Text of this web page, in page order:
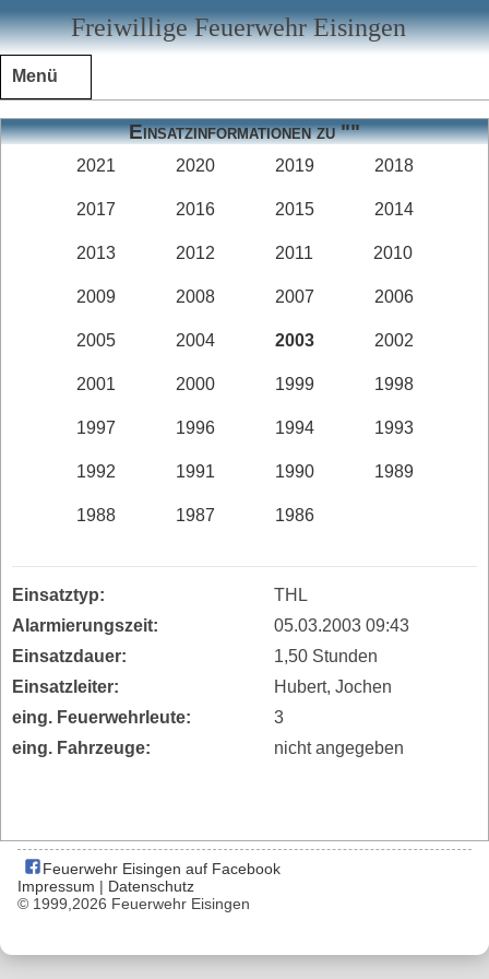
Freiwillige Feuerwehr Eisingen
Menü
Einsatzinformationen zu ""
2021 2020 2019 2018
2017 2016 2015 2014
2013 2012 2011 2010
2009 2008 2007 2006
2005 2004 2003 2002
2001 2000 1999 1998
1997 1996 1994 1993
1992 1991 1990 1989
1988 1987 1986
Einsatztyp:
THL
Alarmierungszeit:
05.03.2003 09:43
Einsatzdauer:
1,50 Stunden
Einsatzleiter:
Hubert, Jochen
eing. Feuerwehrleute:
3
eing. Fahrzeuge:
nicht angegeben
Feuerwehr Eisingen auf Facebook
Impressum | Datenschutz
© 1999,2026 Feuerwehr Eisingen